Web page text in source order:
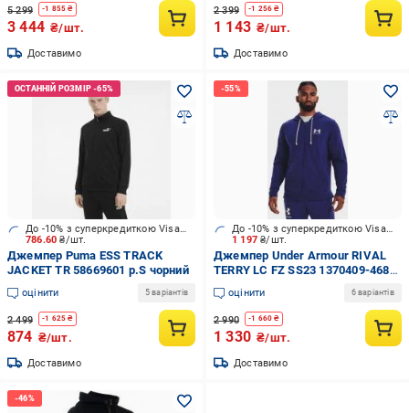
5 299 -1 855 ₴
3 444 ₴/шт.
Доставимо
2 399 -1 256 ₴
1 143 ₴/шт.
Доставимо
786.60₴/шт.
До -10% з суперкредиткою Visa Вигода
Джемпер Puma ESS TRACK
JACKET TR 58669601 р.S чорний
оцінити 5 варіантів
2 499 -1 625 ₴
874 ₴/шт.
Доставимо
1 197₴/шт.
До -10% з суперкредиткою Visa Вигода
Джемпер Under Armour RIVAL
TERRY LC FZ SS23 1370409-468
р. M синій
оцінити 6 варіантів
2 990 -1 660 ₴
1 330 ₴/шт.
Доставимо